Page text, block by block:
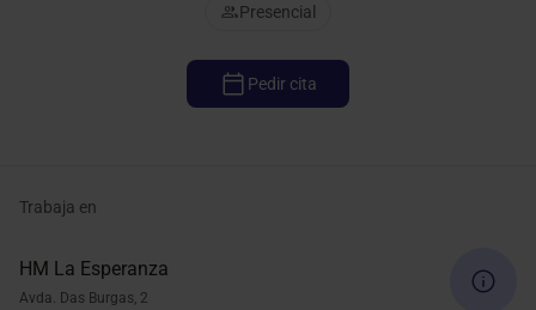
Presencial
Pedir cita
Trabaja en
HM La Esperanza
Avda. Das Burgas, 2